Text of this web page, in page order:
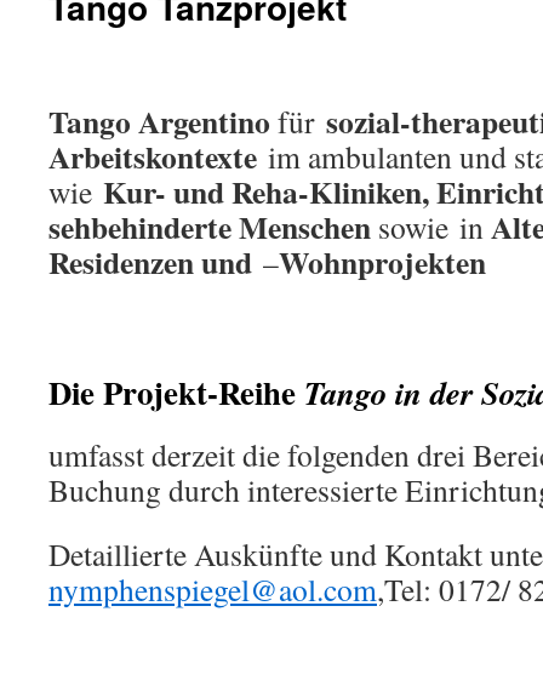
Tango Argentino für sozial-
Arbeitskontexte im ambulanten und
wie Kur- und Reha-Kliniken,
sehbehinderte Menschen sowie in
Residenzen und –Wohnprojekten
Die Projekt-Reihe Tango in der
umfasst derzeit die folgenden drei
Buchung durch interessierte
Detaillierte Auskünfte und Kontakt
nymphenspiegel@aol.com,Tel: 0172/